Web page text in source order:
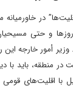
در
دروزها و حتی
أمور خارجه این
در منطقه، باید با
با اقلیت‌های